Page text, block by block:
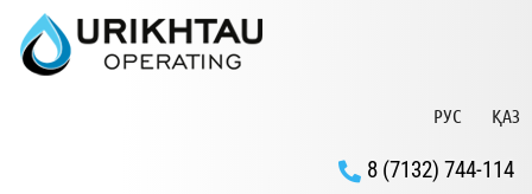
РУС ҚАЗ
8 (7132) 744-114